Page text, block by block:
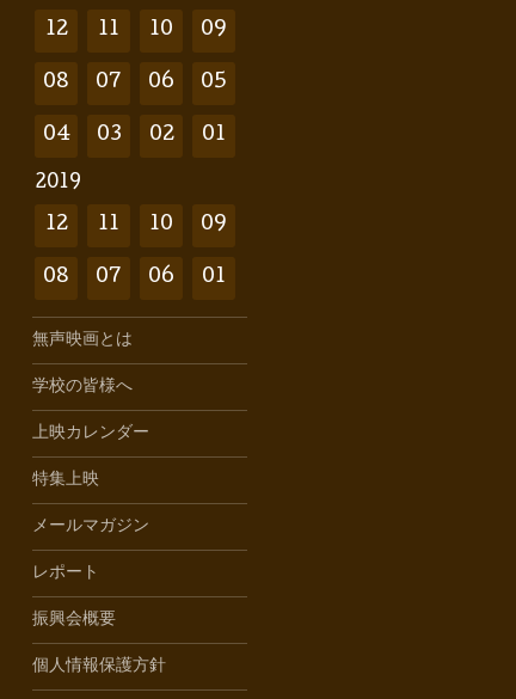
12 11 10 09
08 07 06 05
04 03 02 01
2019
12 11 10 09
08 07 06 01
無声映画とは
学校の皆様へ
上映カレンダー
特集上映
メールマガジン
レポート
振興会概要
個人情報保護方針